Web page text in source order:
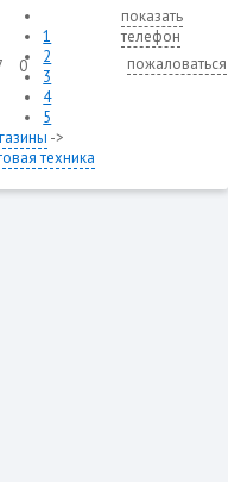
0
1
2
3
4
5
->
техника
показать
телефон
пожаловаться